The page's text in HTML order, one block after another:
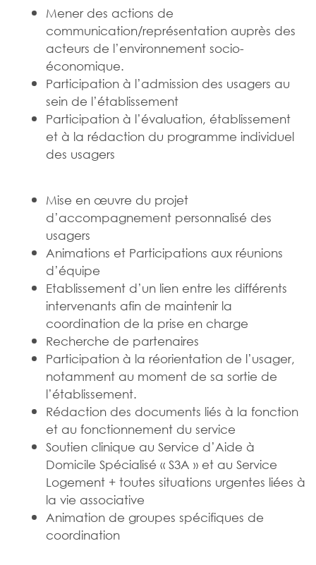
Mener des actions de
communication/représentation auprès des
acteurs de l’environnement socio-
économique.
Participation à l’admission des usagers au
sein de l’établissement
Participation à l’évaluation, établissement
et à la rédaction du programme individuel
des usagers
Mise en œuvre du projet
d’accompagnement personnalisé des
usagers
Animations et Participations aux réunions
d’équipe
Etablissement d’un lien entre les différents
intervenants afin de maintenir la
coordination de la prise en charge
Recherche de partenaires
Participation à la réorientation de l’usager,
notamment au moment de sa sortie de
l’établissement.
Rédaction des documents liés à la fonction
et au fonctionnement du service
Soutien clinique au Service d’Aide à
Domicile Spécialisé « S3A » et au Service
Logement + toutes situations urgentes liées à
la vie associative
Animation de groupes spécifiques de
coordination